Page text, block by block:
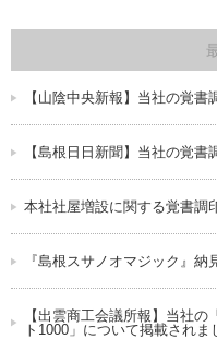
【山陰中央新報】当社の覚書
【島根日日新聞】当社の覚書
本社社屋増設に関する覚書調
『島根スサノオマジック』納
【出雲商工会議所報】当社
ト1000」について掲載されま